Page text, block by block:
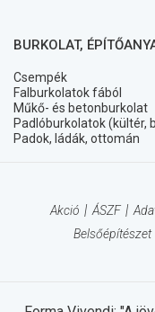
BURKOLAT,
Csempék
Falburkolatok fából
Műkő- és betonburkolat
Padlóburkolatok (kültér,
Padok, ládák, ottomán
Akció ÁSZF
Belsőépítészet